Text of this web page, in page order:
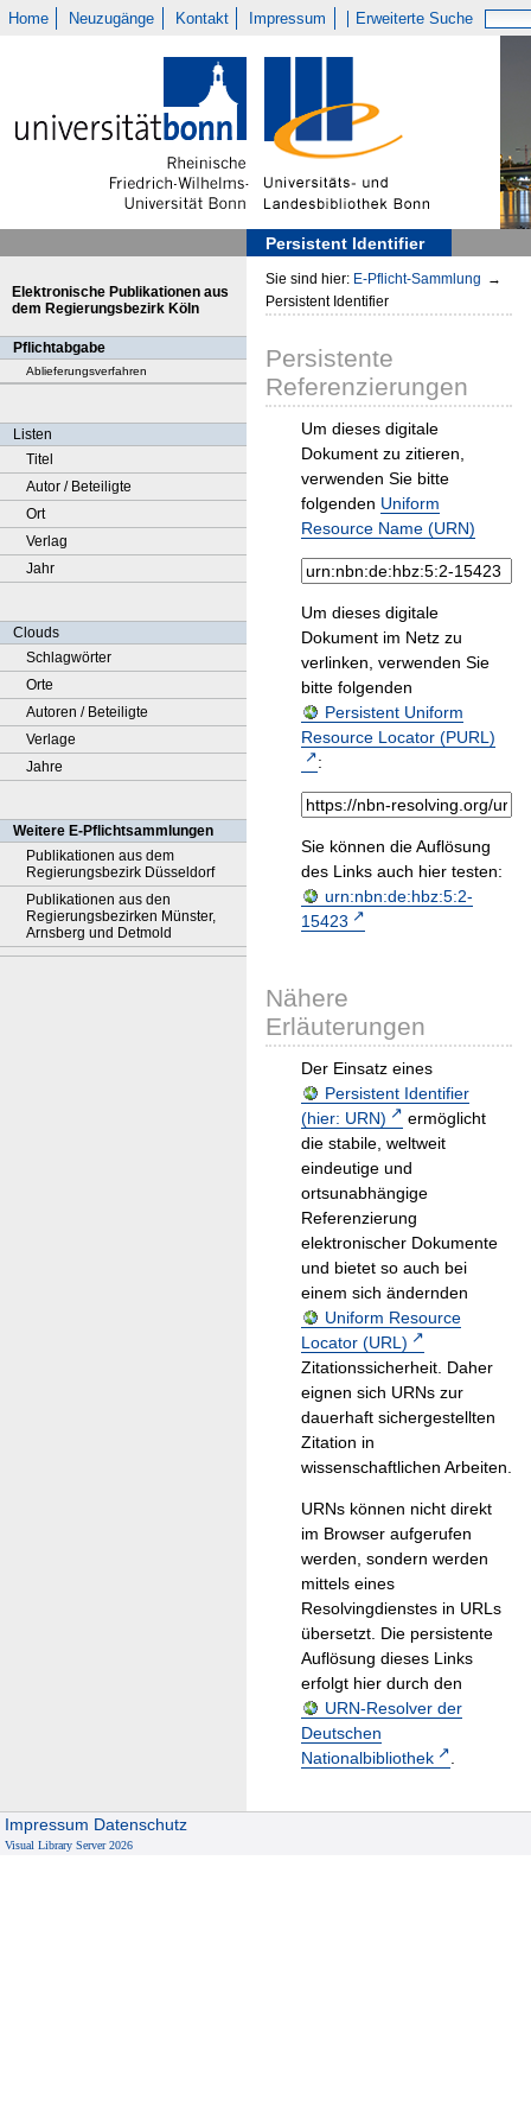
Home Neuzugänge Kontakt Impressum Erweiterte Suche
Persistent Identifier
Elektronische Publikationen aus
dem Regierungsbezirk Köln
Pflichtabgabe
Ablieferungsverfahren
Listen
Titel
Autor / Beteiligte
Ort
Verlag
Jahr
Clouds
Schlagwörter
Orte
Autoren / Beteiligte
Verlage
Jahre
Weitere E-Pflichtsammlungen
Publikationen aus dem
Regierungsbezirk Düsseldorf
Publikationen aus den
Regierungsbezirken Münster,
Arnsberg und Detmold
Sie sind hier: E-Pflicht-Sammlung →
Persistent Identifier
Persistente
Referenzierungen
Um dieses digitale
Dokument zu zitieren,
verwenden Sie bitte
folgenden Uniform
Resource Name (URN)
Um dieses digitale
Dokument im Netz zu
verlinken, verwenden Sie
bitte folgenden
Persistent Uniform
Resource Locator (PURL)
:
Sie können die Auflösung
des Links auch hier testen:
urn:nbn:de:hbz:5:2-
15423
Nähere
Erläuterungen
Der Einsatz eines
Persistent Identifier
(hier: URN)
ermöglicht
die stabile, weltweit
eindeutige und
ortsunabhängige
Referenzierung
elektronischer Dokumente
und bietet so auch bei
einem sich ändernden
Uniform Resource
Locator (URL)
Zitationssicherheit. Daher
eignen sich URNs zur
dauerhaft sichergestellten
Zitation in
wissenschaftlichen Arbeiten.
URNs können nicht direkt
im Browser aufgerufen
werden, sondern werden
mittels eines
Resolvingdienstes in URLs
übersetzt. Die persistente
Auflösung dieses Links
erfolgt hier durch den
URN-Resolver der
Deutschen
Nationalbibliothek
.
Impressum Datenschutz
Visual Library Server 2026